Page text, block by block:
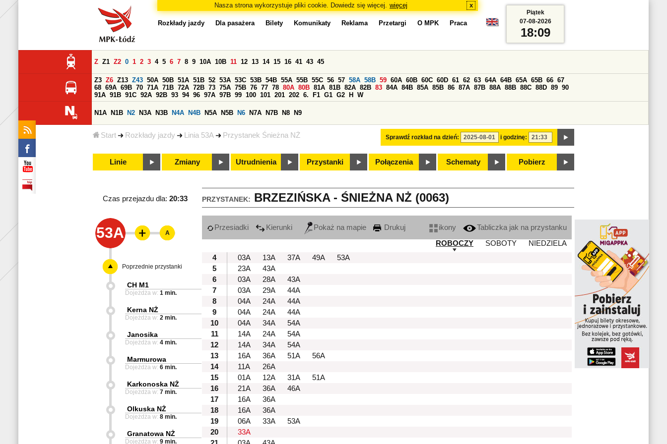
Nasza strona wykorzystuje pliki cookie. Dowiedz się więcej. więcej x
Start Rozkłady jazdy Linia 53A Przystanek Śnieżna NŻ
Rozkłady jazdy Dla pasażera Bilety Komunikaty Reklama Przetargi O MPK Praca
Sprawdź rozkład na dzień: i godzinę:
Z Z1 Z2 0 1 2 3 4 5 6 7 8 9 10A 10B 11 12 13 14 15 16 41 43 45
Z3 Z6 Z13 Z43 50A 50B 51A 51B 52 53A 53C 53B 54B 55A 55B 55C 56 57 58A 58B 59 60A 60B 60C 60D 61 62 63 64A 64B 65A 65B 66 67
68 69A 69B 70 71A 71B 72A 72B 73 75A 75B 76 77 78 80A 80B 81A 81B 82A 82B 83 84A 84B 85A 85B 86 87A 87B 88A 88B 88C 88D 89 90
91A 91B 91C 92A 92B 93 94 96 97A 97B 99 100 101 201 202 6. F1 G1 G2 H W
N1A N1B N2 N3A N3B N4A N4B N5A N5B N6 N7A N7B N8 N9
Linie Zmiany Utrudnienia Przystanki Połączenia Schematy Pobierz
Piątek
07-08-2026
18:09
PRZYSTANEK: BRZEZIŃSKA - ŚNIEŻNA NŻ (0063)
Czas przejazdu dla: 20:33
53A Przesiadki Kierunki Pokaż na mapie Drukuj ikony
Tabliczka jak na przystanku
ROBOCZY
SOBOTY
NIEDZIELA
4
03A 13A 37A 49A
53A
5
23A
43A
6
03A 28A
43A
7
03A 29A
44A
8
04A 24A
44A
9
04A 24A
44A
10
04A 34A
54A
11
14A 24A
54A
12
14A 34A
54A
13
16A 36A 51A
56A
14
11A
26A
15
01A 12A 31A
51A
16
21A 36A
46A
17
16A
36A
18
16A
36A
19
06A 33A
53A
20
33A
A
Poprzednie przystanki
CH M1
Dojeżdża w: 1 min.
Kerna NŻ
Dojeżdża w: 2 min.
Janosika
Dojeżdża w: 4 min.
Marmurowa
Dojeżdża w: 6 min.
Karkonoska NŻ
Dojeżdża w: 7 min.
Olkuska NŻ
Dojeżdża w: 8 min.
Granatowa NŻ
Dojeżdża w: 9 min.